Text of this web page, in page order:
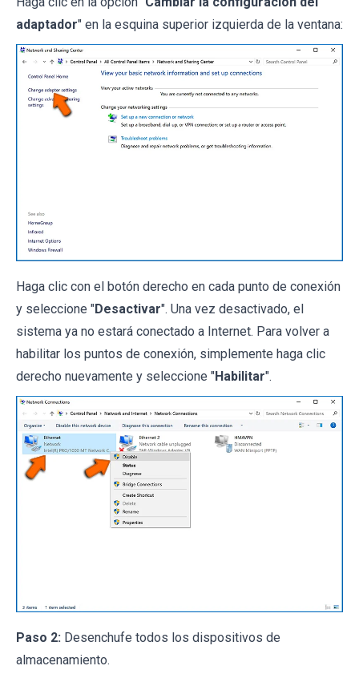
adaptador" en la esquina superior izquierda de la ventana:
Haga clic con el botón derecho en cada punto de conexión
y seleccione "Desactivar". Una vez desactivado, el
sistema ya no estará conectado a Internet. Para volver a
habilitar los puntos de conexión, simplemente haga clic
derecho nuevamente y seleccione "Habilitar".
Paso 2: Desenchufe todos los dispositivos de
almacenamiento.